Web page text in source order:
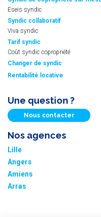
Eseis syndic
Syndic collaboratif
Viva syndic
Tarif syndic
Coût syndic copropriété
Changer de syndic
Rentabilité locative
Une question ?
Nous contacter
Nos agences
Lille
Angers
Amiens
Arras